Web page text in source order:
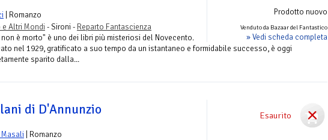
Prodotto nuovo
Venduto da Bazaar del Fantastico
» Vedi scheda completa
| Romanzo
e Altri Mondi - Sironi - Reparto Fantascienza
non è morto" è uno dei libri più misteriosi del Novecento.
nel 1929, gratificato a suo tempo da un istantaneo e formidabile successo, è oggi
sparito dalla...
Esaurito
di D'Annunzio
Masali | Romanzo